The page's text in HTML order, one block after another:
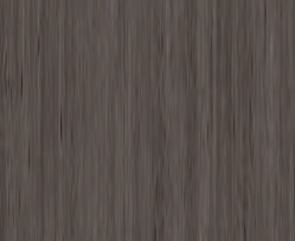
エバーアートボ
¥38,100以上 / 枚 税抜